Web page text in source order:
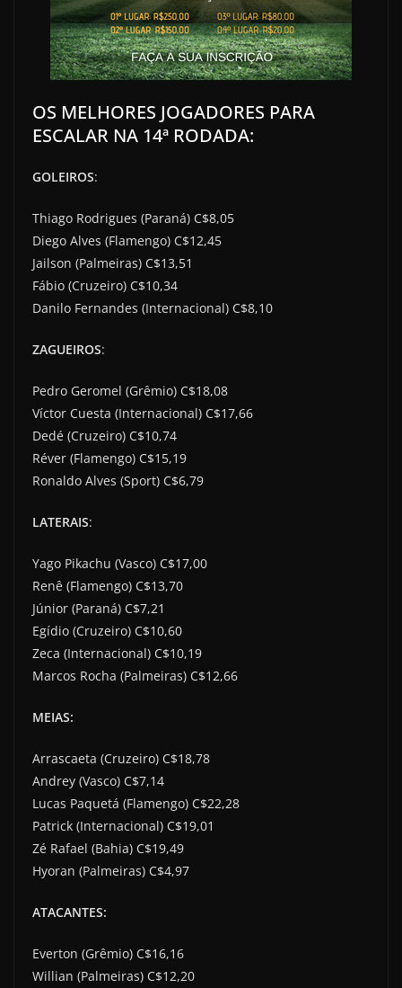
OS MELHORES JOGADORES PARA
ESCALAR NA 14ª RODADA:
GOLEIROS:
Thiago Rodrigues (Paraná) C$8,05
Diego Alves (Flamengo) C$12,45
Jailson (Palmeiras) C$13,51
Fábio (Cruzeiro) C$10,34
Danilo Fernandes (Internacional) C$8,10
ZAGUEIROS:
Pedro Geromel (Grêmio) C$18,08
Víctor Cuesta (Internacional) C$17,66
Dedé (Cruzeiro) C$10,74
Réver (Flamengo) C$15,19
Ronaldo Alves (Sport) C$6,79
LATERAIS:
Yago Pikachu (Vasco) C$17,00
Renê (Flamengo) C$13,70
Júnior (Paraná) C$7,21
Egídio (Cruzeiro) C$10,60
Zeca (Internacional) C$10,19
Marcos Rocha (Palmeiras) C$12,66
MEIAS:
Arrascaeta (Cruzeiro) C$18,78
Andrey (Vasco) C$7,14
Lucas Paquetá (Flamengo) C$22,28
Patrick (Internacional) C$19,01
Zé Rafael (Bahia) C$19,49
Hyoran (Palmeiras) C$4,97
ATACANTES:
Everton (Grêmio) C$16,16
Willian (Palmeiras) C$12,20